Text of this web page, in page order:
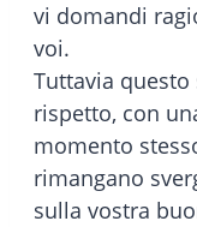
vi domandi
voi.
Tuttavia questo
rispetto, con
momento
rimangano
sulla vostra